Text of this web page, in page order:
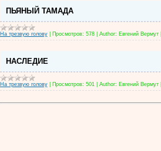
ПЬЯНЫЙ ТАМАДА
На трезвую голову| Просмотров: 578| Author: Евгений Вермут|
НАСЛЕДИЕ
На трезвую голову| Просмотров: 501 Author: Евгений Вермут|